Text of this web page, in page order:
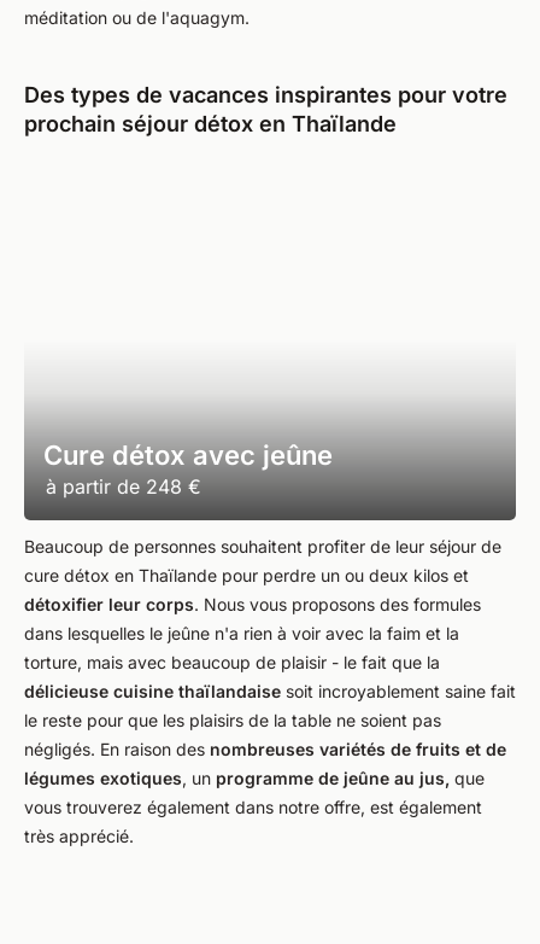
méditation ou de l'aquagym.
Des types de vacances inspirantes pour votre
prochain séjour détox en Thaïlande
Cure détox avec jeûne
à partir de 248 €
Beaucoup de personnes souhaitent profiter de leur séjour de
cure détox en Thaïlande pour perdre un ou deux kilos et
détoxifier leur corps. Nous vous proposons des formules
dans lesquelles le jeûne n'a rien à voir avec la faim et la
torture, mais avec beaucoup de plaisir - le fait que la
délicieuse cuisine thaïlandaise soit incroyablement saine fait
le reste pour que les plaisirs de la table ne soient pas
négligés. En raison des nombreuses variétés de fruits et de
légumes exotiques, un programme de jeûne au jus, que
vous trouverez également dans notre offre, est également
très apprécié.